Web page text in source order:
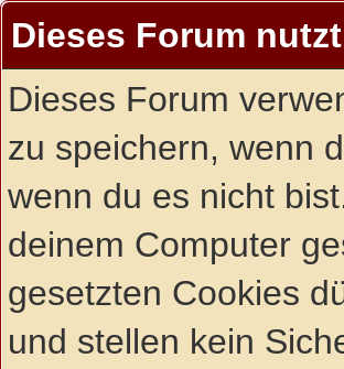
Dieses Forum
Dieses Forum
zu speichern, wenn
wenn du es nicht
deinem Computer
gesetzten Cookies
und stellen kein